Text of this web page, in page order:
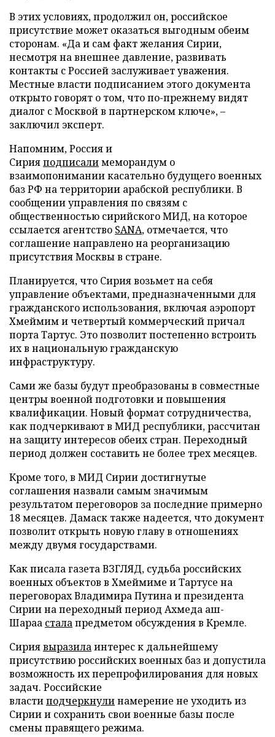
В этих условиях, продолжил он, российское
присутствие может оказаться выгодным обеим
сторонам. «Да и сам факт желания Сирии,
несмотря на внешнее давление, развивать
контакты с Россией заслуживает уважения.
Местные власти подписанием этого документа
открыто говорят о том, что по-прежнему видят
диалог с Москвой в партнерском ключе», –
заключил эксперт.
Напомним, Россия и
Сирияподписалимеморандум о
взаимопонимании касательно будущего военных
баз РФ на территории арабской республики. В
сообщении управления по связям с
общественностью сирийского МИД, на которое
ссылается агентство SANA, отмечается, что
соглашение направлено на реорганизацию
присутствия Москвы в стране.
Планируется, что Сирия возьмет на себя
управление объектами, предназначенными для
гражданского использования, включая аэропорт
Хмеймим и четвертый коммерческий причал
порта Тартус. Это позволит постепенно встроить
их в национальную гражданскую
инфраструктуру.
Сами же базы будут преобразованы в совместные
центры военной подготовки и повышения
квалификации. Новый формат сотрудничества,
как подчеркивают в МИД республики, рассчитан
на защиту интересов обеих стран. Переходный
период должен составить не более трех месяцев.
Кроме того, в МИД Сирии достигнутые
соглашения назвали самым значимым
результатом переговоров за последние примерно
18 месяцев. Дамаск также надеется, что документ
позволит открыть новую главу в отношениях
между двумя государствами.
Как писала газета ВЗГЛЯД, судьба российских
военных объектов в Хмеймиме и Тартусе на
переговорах Владимира Путина и президента
Сирии на переходный период Ахмеда аш-
Шараа сталапредметом обсуждения в Кремле.
Сириявыразилаинтерес к дальнейшему
присутствию российских военных баз и допустила
возможность их перепрофилирования для новых
задач. Российские
властиподчеркнулинамерение не уходить из
Сирии и сохранить свои военные базы после
смены правящего режима.